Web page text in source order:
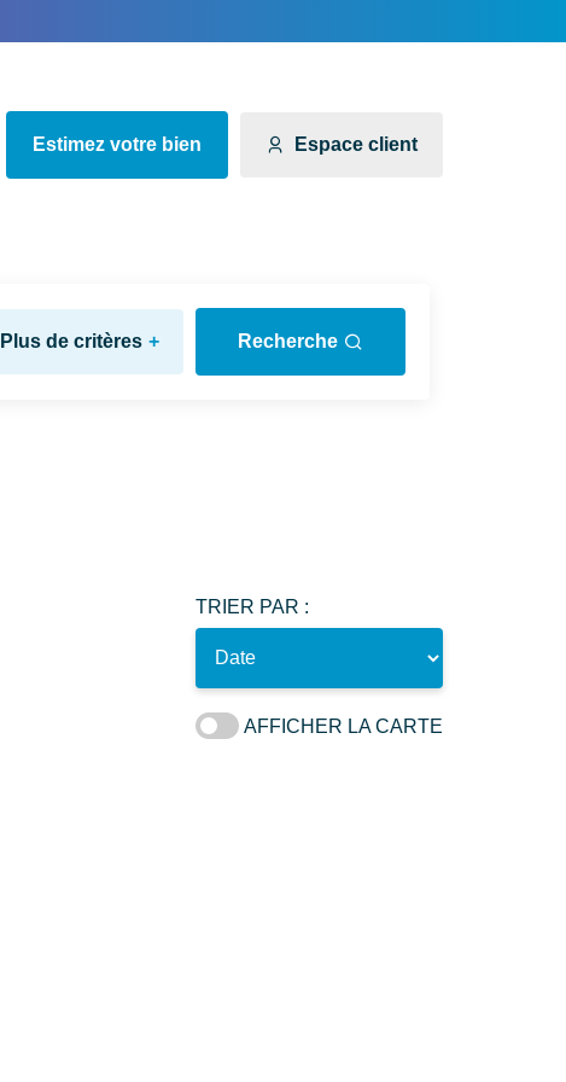
Estimez votre bien Espace client
Plus de critères + Recherche
TRIER PAR :
AFFICHER LA CARTE